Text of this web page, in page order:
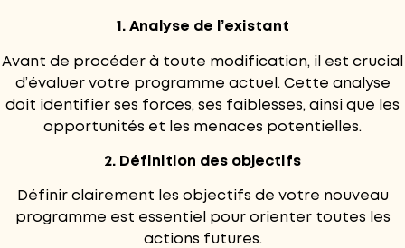
1. Analyse de l’existant
Avant de procéder à toute modification, il est crucial
d’évaluer votre programme actuel. Cette analyse
doit identifier ses forces, ses faiblesses, ainsi que les
opportunités et les menaces potentielles.
2. Définition des objectifs
Définir clairement les objectifs de votre nouveau
programme est essentiel pour orienter toutes les
actions futures.